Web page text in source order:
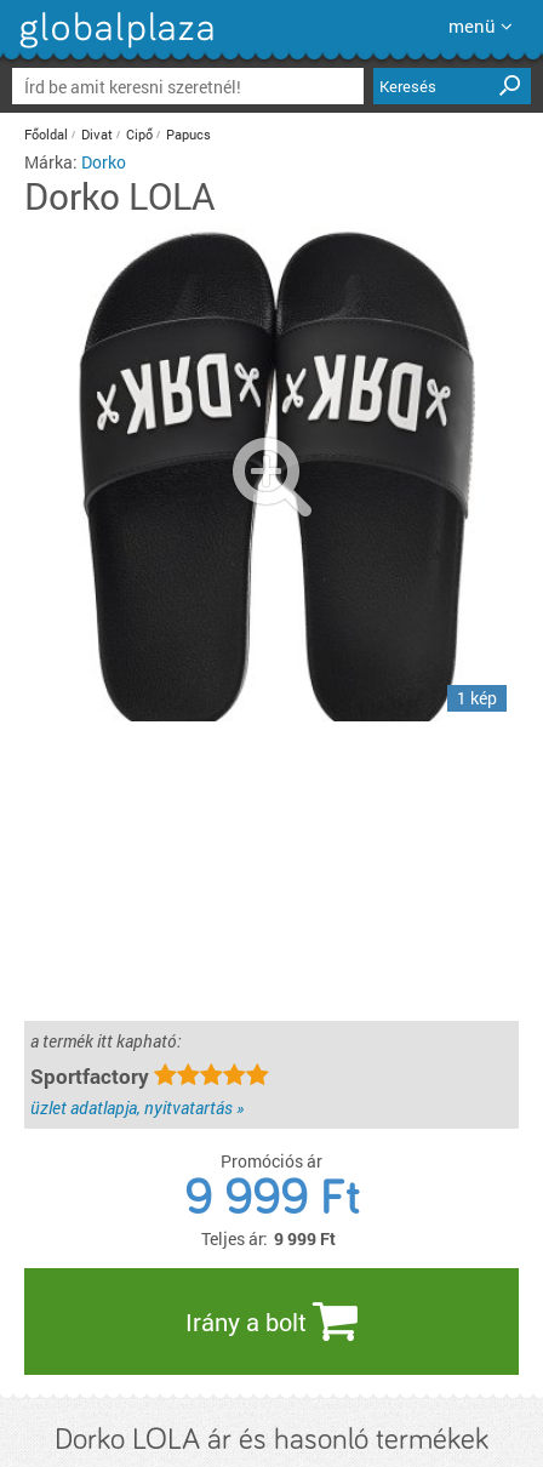
menü
Keresés
Főoldal Divat Cipő Papucs
Márka: Dorko
Dorko LOLA
1 kép
a termék itt kapható:
Sportfactory
üzlet adatlapja, nyitvatartás »
Promóciós ár
9 999 Ft
Teljes ár: 9 999 Ft
Irány a bolt
Dorko LOLA ár és hasonló termékek